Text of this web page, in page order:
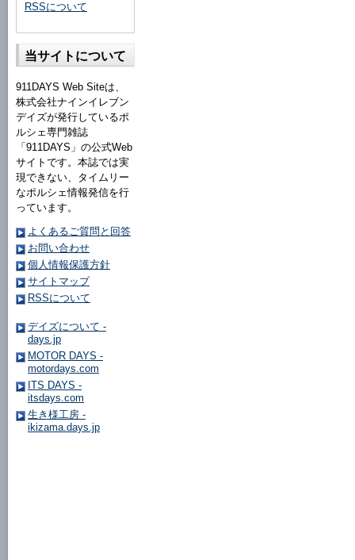
RSSについて
当サイトについて
911DAYS Web Siteは、
株式会社ナインイレブン
デイズが発行しているポ
ルシェ専門雑誌
「911DAYS」の公式Web
サイトです。本誌では実
現できない、タイムリー
なポルシェ情報発信を行
っています。
よくあるご質問と回答
お問い合わせ
個人情報保護方針
サイトマップ
RSSについて
デイズについて -
days.jp
MOTOR DAYS -
motordays.com
ITS DAYS -
itsdays.com
生き様工房 -
ikizama.days.jp